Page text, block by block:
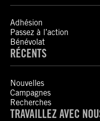
Adhésion
Passez à l’action
Bénévolat
RÉCENTS
Nouvelles
Campagnes
Recherches
TRAVAILLEZ AVEC